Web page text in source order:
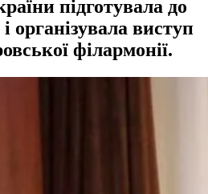
підготувала до
організувала виступ
філармонії.